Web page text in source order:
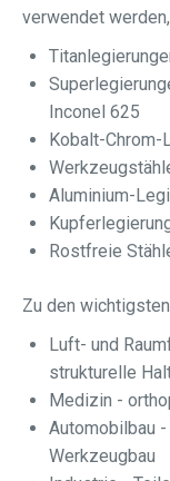
verwendet
Inconel 625
Kobalt-Chrom-
Aluminium-
Rostfreie
Zu den
Luft- und
strukturelle
Medizin -
Automobilbau
Werkzeugbau